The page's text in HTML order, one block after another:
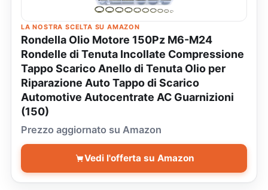
LA NOSTRA SCELTA SU AMAZON
Rondella Olio Motore 150Pz M6-M24
Rondelle di Tenuta Incollate Compressione
Tappo Scarico Anello di Tenuta Olio per
Riparazione Auto Tappo di Scarico
Automotive Autocentrate AC Guarnizioni
(150)
Prezzo aggiornato su Amazon
Vedi l'offerta su Amazon